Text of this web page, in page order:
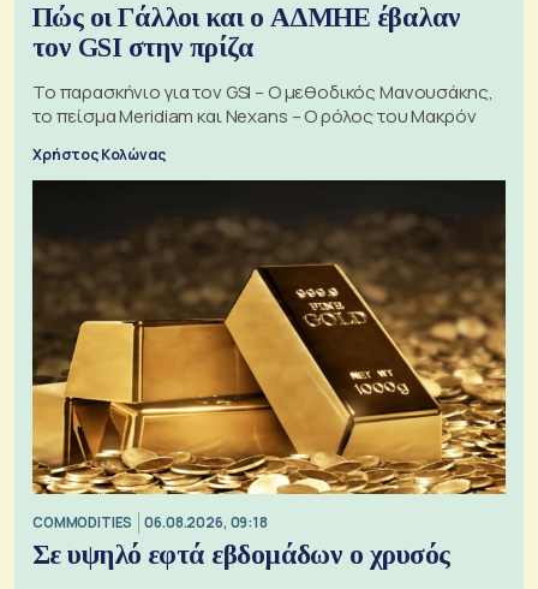
Πώς οι Γάλλοι και ο ΑΔΜΗΕ έβαλαν
τον GSI στην πρίζα
Το παρασκήνιο για τον GSI – Ο μεθοδικός Μανουσάκης,
το πείσμα Meridiam και Nexans – Ο ρόλος του Μακρόν
Χρήστος Κολώνας
COMMODITIES 06.08.2026, 09:18
Σε υψηλό εφτά εβδομάδων ο χρυσός